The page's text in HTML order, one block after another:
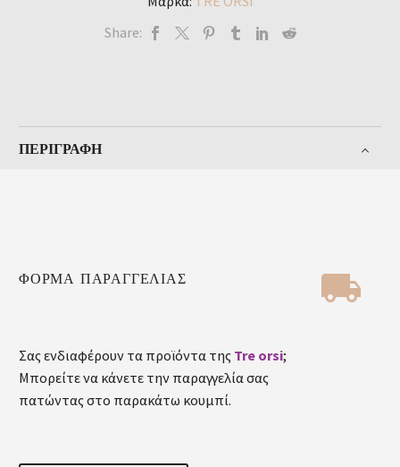
Share:
ΠΕΡΙΓΡΑΦΉ


ΦΟΡΜΑ ΠΑΡΑΓΓΕΛΙΑΣ
Σας ενδιαφέρουν τα προϊόντα της Tre orsi;
Μπορείτε να κάνετε την παραγγελία σας
πατώντας στο παρακάτω κουμπί.